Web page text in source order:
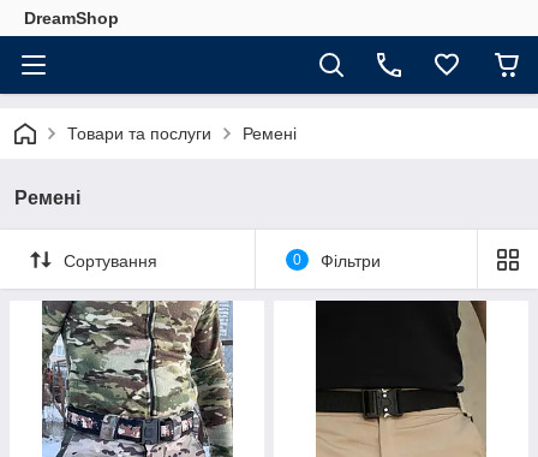
DreamShop
Товари та послуги Ремені
Ремені
Сортування 0 Фільтри